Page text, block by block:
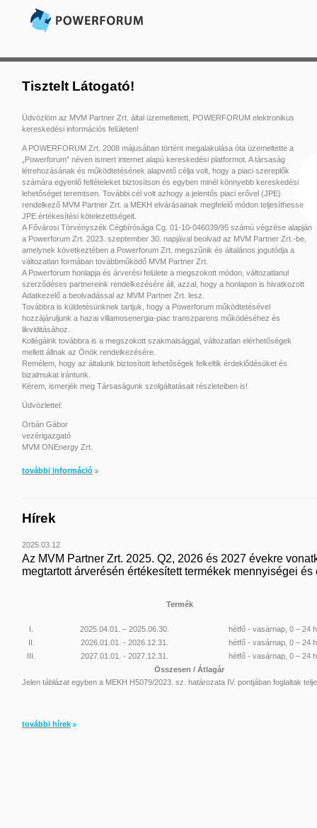
Tisztelt Látogató!
Üdvözlöm az MVM Partner Zrt. által üzemeltetett, POWERFORUM elektronikus
kereskedési információs felületen!
A POWERFORUM Zrt. 2008 májusában történt megalakulása óta üzemeltette a
„Powerforum” néven ismert internet alapú kereskedési platformot. A társaság
létrehozásának és működtetésének alapvető célja volt, hogy a piaci szereplők
számára egyenlő feltételeket biztosítson és egyben minél könnyebb kereskedési
lehetőséget teremtsen. További cél volt azhogy a jelentős piaci erővel (JPE)
rendelkező MVM Partner Zrt. a MEKH elvárásainak megfelelő módon teljesíthesse
JPE értékesítési kötelezettségeit.
A Fővárosi Törvényszék Cégbírósága Cg. 01-10-046039/95 számú végzése alapján
a Powerforum Zrt. 2023. szeptember 30. napjával beolvad az MVM Partner Zrt.-be,
amelynek következtében a Powerforum Zrt. megszűnik és általános jogutódja a
változatlan formában továbbműködő MVM Partner Zrt.
A Powerforum honlapja és árverési felülete a megszokott módon, változatlanul
szerződéses partnereink rendelkezésére áll, azzal, hogy a honlapon is hivatkozott
Adatkezelő a beolvadással az MVM Partner Zrt. lesz.
Továbbra is küldetésünknek tartjuk, hogy a Powerforum működtetésével
hozzájáruljunk a hazai villamosenergia-piac transzparens működéséhez és
likviditásához.
Kollégáink továbbra is a megszokott szakmaisággal, változatlan elérhetőségek
mellett állnak az Önök rendelkezésére.
Remélem, hogy az általunk biztosított lehetőségek felkeltik érdeklődésüket és
bizalmukat irántunk.
Kérem, ismerjék meg Társaságunk szolgáltatásait részleteiben is!
Üdvözlettel:
Orbán Gábor
vezérigazgató
MVM ONEnergy Zrt.
további információ
Hírek
2025.03.12
Az MVM Partner Zrt. 2025. Q2, 2026 és 2027 évekre
megtartott árverésén értékesített termékek mennyiségei
Termék
I. 2025.04.01. – 2025.06.30.
hétfő - vasárnap, 0 – 24 h
II.
2026.01.01. - 2026.12.31.
hétfő - vasárnap, 0 – 24 h
III.
2027.01.01. - 2027.12.31.
hétfő - vasárnap, 0 – 24 h
Összesen / Átlagár
Jelen táblázat egyben a MEKH H5079/2023. sz. határozata IV. pontjában foglaltak
további hírek